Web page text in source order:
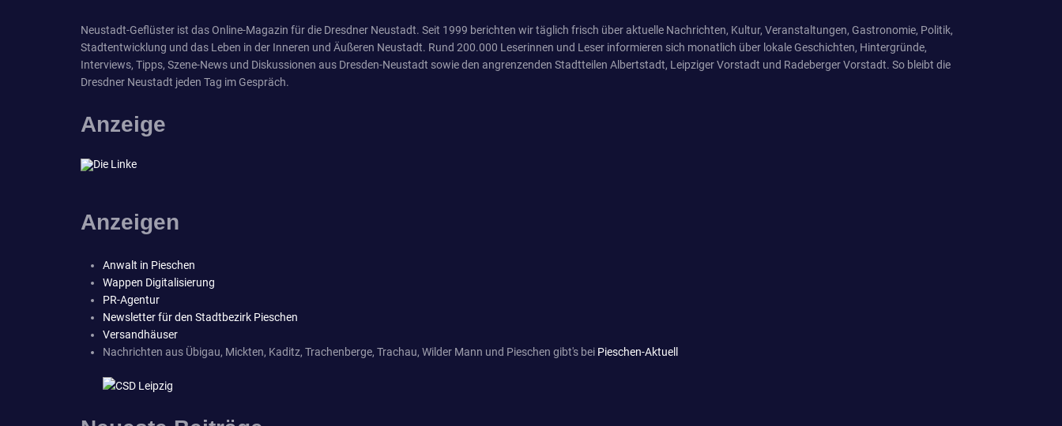
Neustadt-Geflüster ist das Online-Magazin für die Dresdner Neustadt. Seit 1999 berichten wir täglich frisch über aktuelle Nachrichten, Kultur, Veranstaltungen, Gastronomie, Politik,
Stadtentwicklung und das Leben in der Inneren und Äußeren Neustadt. Rund 200.000 Leserinnen und Leser informieren sich monatlich über lokale Geschichten, Hintergründe,
Interviews, Tipps, Szene-News und Diskussionen aus Dresden-Neustadt sowie den angrenzenden Stadtteilen Albertstadt, Leipziger Vorstadt und Radeberger Vorstadt. So bleibt die
Dresdner Neustadt jeden Tag im Gespräch.
Anzeige
Anzeigen
Anwalt in Pieschen
Wappen Digitalisierung
PR-Agentur
Newsletter für den Stadtbezirk Pieschen
Versandhäuser
Nachrichten aus Übigau, Mickten, Kaditz, Trachenberge, Trachau, Wilder Mann und Pieschen gibt's bei Pieschen-Aktuell